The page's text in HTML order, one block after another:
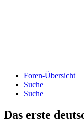
Foren-Übersicht
Suche
Suche
Das erste